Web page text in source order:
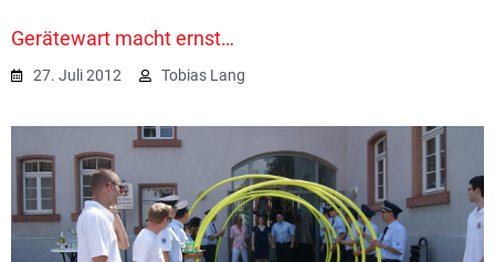
Gerätewart macht ernst…
27. Juli 2012 Tobias Lang